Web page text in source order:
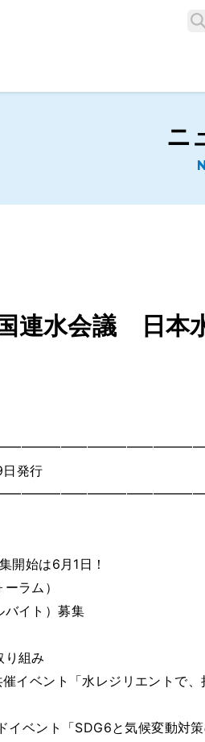
検索
ニ
水会議 日本
発⾏
始は6月1日！
ラム）
イト）募集
組み
イベント「水レジリエントで
ベント「SDG6と気候変動対